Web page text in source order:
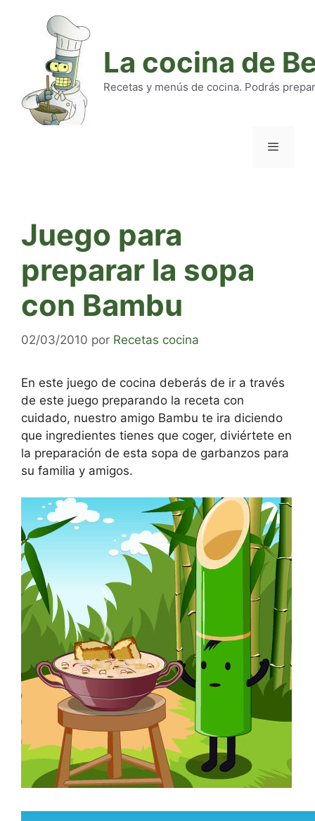
La cocina de
Recetas y menús de cocina. Podrás
Juego para
preparar la sopa
con Bambu
02/03/2010 por Recetas cocina
En este juego de cocina deberás de ir a través
de este juego preparando la receta con
cuidado, nuestro amigo Bambu te ira diciendo
que ingredientes tienes que coger, diviértete en
la preparación de esta sopa de garbanzos para
su familia y amigos.